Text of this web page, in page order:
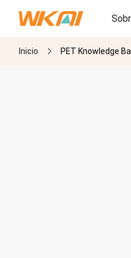
I+D
Inicio PET Knowledge